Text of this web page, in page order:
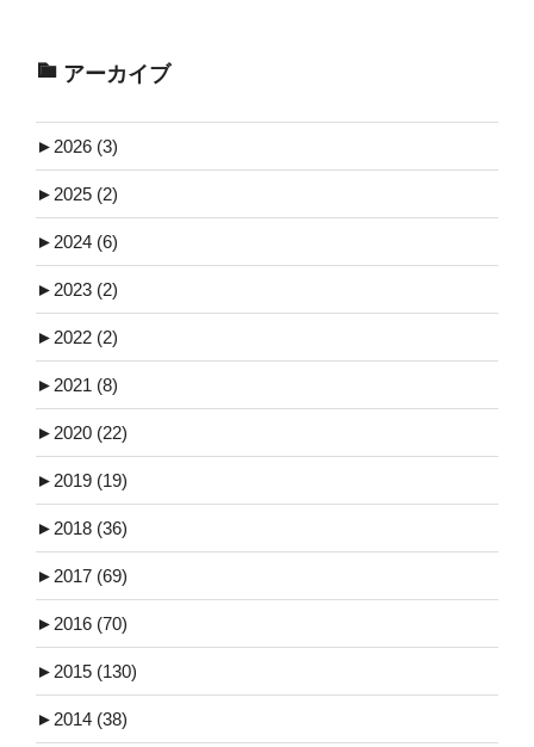
アーカイブ
► 2026 (3)
► 2025 (2)
► 2024 (6)
► 2023 (2)
► 2022 (2)
► 2021 (8)
► 2020 (22)
► 2019 (19)
► 2018 (36)
► 2017 (69)
► 2016 (70)
► 2015 (130)
► 2014 (38)